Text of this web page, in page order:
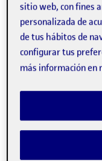
Semestre 20241 - Aula
Jordi
Publicado por
Jordi Targa
Fecha
En este video,
mi aplicación VJ,
[nombre de la
funcionalidades clave
sitio web, con fines
personalizada de
de tus hábitos de
configurar tus
más información en